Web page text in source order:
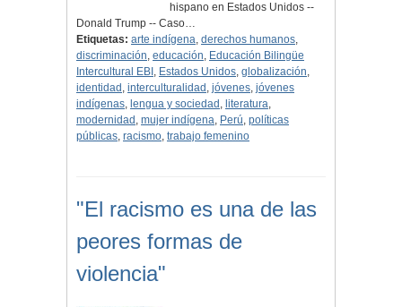
hispano en Estados Unidos --
Donald Trump -- Caso…
Etiquetas: arte indígena, derechos humanos,
discriminación, educación, Educación Bilingüe
Intercultural EBI , Estados Unidos, globalización,
identidad , interculturalidad , jóvenes, jóvenes
indígenas, lengua y sociedad , literatura,
modernidad , mujer indígena, Perú, políticas
públicas, racismo, trabajo femenino
"El racismo es una de las
peores formas de
violencia"